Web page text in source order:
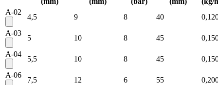
A-02
4,5 9 8 40
A-03
5 10 8 45
A-04
5,5 10 8 45
A-06
7,5 12 6 55